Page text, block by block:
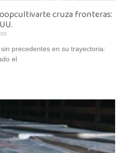
cruza fronteras:
precedentes en su trayectoria:
el